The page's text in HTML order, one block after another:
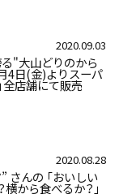
2020.09.03
"大山どりのから
4日(金)よりスーパ
全店舗にて販売
2020.08.28
さんの 「おいしい
から食べるか？」